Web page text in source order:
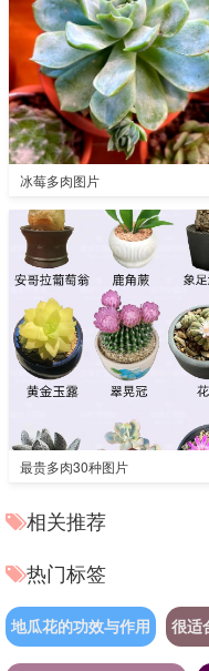
冰莓多肉图片
最贵多肉30种图片
相关推荐
热门标签
地瓜花的功效与作用 很适